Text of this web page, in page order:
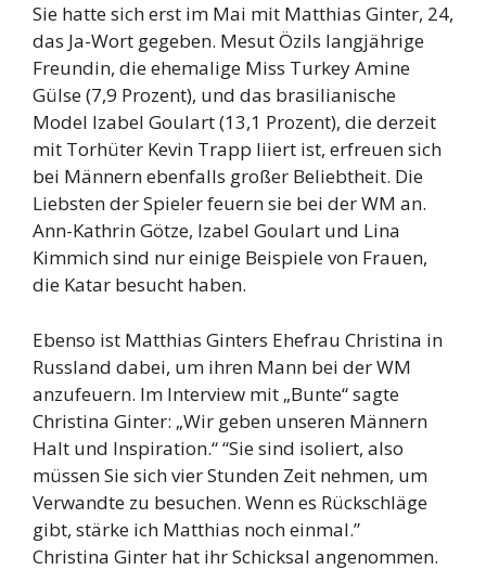
Sie hatte sich erst im Mai mit Matthias Ginter, 24,
das Ja-Wort gegeben. Mesut Özils langjährige
Freundin, die ehemalige Miss Turkey Amine
Gülse (7,9 Prozent), und das brasilianische
Model Izabel Goulart (13,1 Prozent), die derzeit
mit Torhüter Kevin Trapp liiert ist, erfreuen sich
bei Männern ebenfalls großer Beliebtheit. Die
Liebsten der Spieler feuern sie bei der WM an.
Ann-Kathrin Götze, Izabel Goulart und Lina
Kimmich sind nur einige Beispiele von Frauen,
die Katar besucht haben.
Ebenso ist Matthias Ginters Ehefrau Christina in
Russland dabei, um ihren Mann bei der WM
anzufeuern. Im Interview mit „Bunte“ sagte
Christina Ginter: „Wir geben unseren Männern
Halt und Inspiration.“ “Sie sind isoliert, also
müssen Sie sich vier Stunden Zeit nehmen, um
Verwandte zu besuchen. Wenn es Rückschläge
gibt, stärke ich Matthias noch einmal.”
Christina Ginter hat ihr Schicksal angenommen.